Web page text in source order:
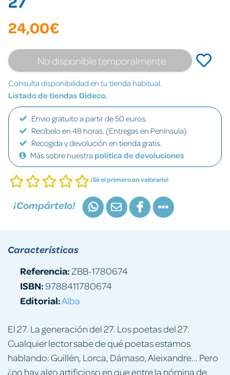
24,00€
No disponible temporalmente
Consulta disponibilidad en tu tienda habitual.
Listado de tiendas Dideco.
Envío gratuito a partir de 50 euros.
Recíbelo en 48 horas. (Entregas en Península)
Recogida y devolución en tienda gratis.
Más sobre nuestra política de devoluciones
¡Sé el primero en valorarlo!
¡Compártelo!
El 27. La generación del 27. Los poetas del 27.
Cualquier lector sabe de qué poetas estamos
hablando: Guillén, Lorca, Dámaso, Aleixandre... Pero
¿no hay algo artificioso en que entre la nómina de
Características
Referencia: ZBB-1780674
ISBN:9788411780674
Editorial:Alba